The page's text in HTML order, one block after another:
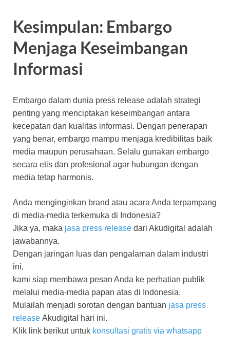
Kesimpulan: Embargo
Menjaga Keseimbangan
Informasi
Embargo dalam dunia press release adalah strategi
penting yang menciptakan keseimbangan antara
kecepatan dan kualitas informasi. Dengan penerapan
yang benar, embargo mampu menjaga kredibilitas baik
media maupun perusahaan. Selalu gunakan embargo
secara etis dan profesional agar hubungan dengan
media tetap harmonis.
Anda menginginkan brand atau acara Anda terpampang
di media-media terkemuka di Indonesia?
Jika ya, maka jasa press release dari Akudigital adalah
jawabannya.
Dengan jaringan luas dan pengalaman dalam industri
ini,
kami siap membawa pesan Anda ke perhatian publik
melalui media-media papan atas di Indonesia.
Mulailah menjadi sorotan dengan bantuan jasa press
release Akudigital hari ini.
Klik link berikut untuk konsultasi gratis via whatsapp